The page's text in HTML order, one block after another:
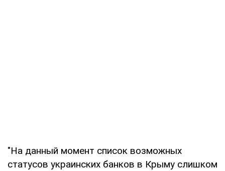
"На данный момент список возможных
статусов украинских банков в Крыму слишком